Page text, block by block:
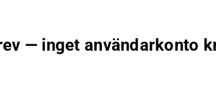
— inget användarkonto